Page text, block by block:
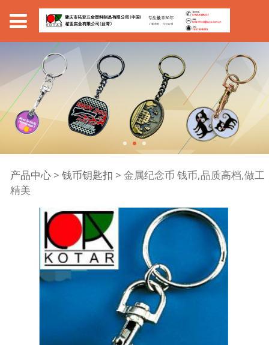
金属纪念币 钱币,品质高
档,做工精美
产品中心> 钱币钥匙扣 > 金属纪念币 钱币,品质高档,做工
精美